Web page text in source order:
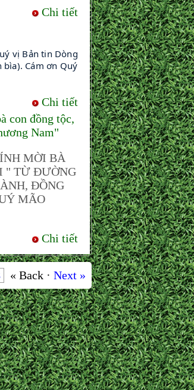
Chi tiết
vị Bản tin Dòng
Cám ơn Quý
Chi tiết
con đồng tộc,
Nam"
MỜI BÀ
" TỪ ĐƯỜNG
ĐỒNG
MÃO
Chi tiết
« Back · Next »